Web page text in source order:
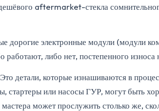
aftermarket-стекла
дорогие электронные модули (модули
либо нет, постепенного
детали, которые изнашиваются в
стартеры или насосы ГУР, могут быть
может прослужить столько же,